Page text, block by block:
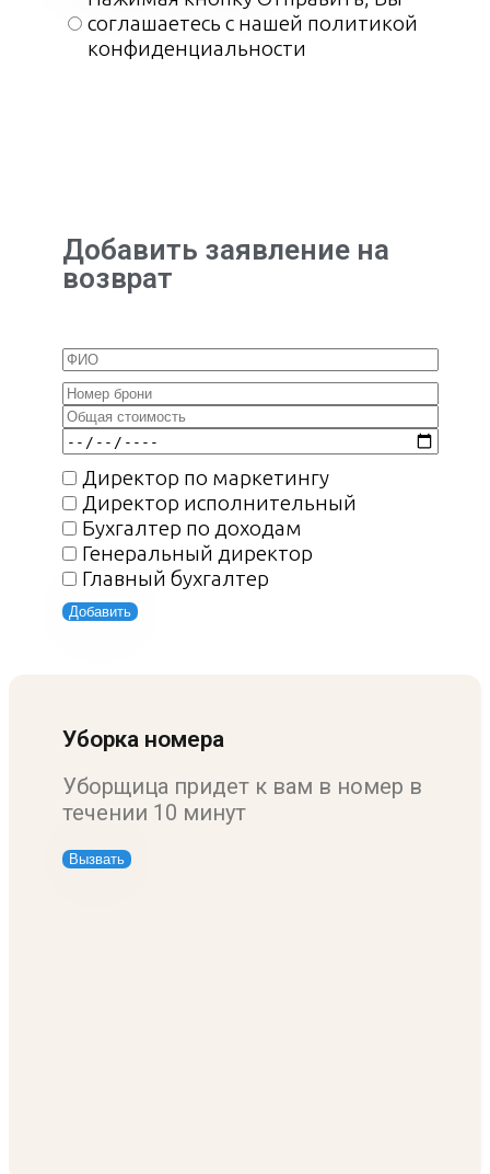
соглашаетесь с нашей политикой
конфиденциальности
Добавить заявление на
возврат
Директор по маркетингу
Директор исполнительный
Бухгалтер по доходам
Генеральный директор
Главный бухгалтер
Добавить
Уборка номера
Уборщица придет к вам в номер в
течении 10 минут
Вызвать